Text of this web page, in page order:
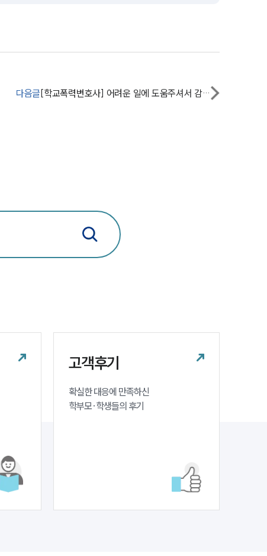
사례분석/최신동향
학교폭력대응팀 업무
전체
소식/자료
언론보도
세미나
다음글 [학교폭력변호사] 어려운 일에 도움주셔서 감사합니다
고객후기
확실한 대응에 만족하신
학부모·학생들의 후기